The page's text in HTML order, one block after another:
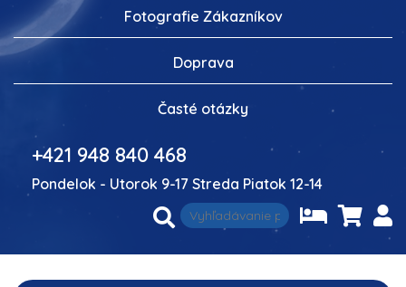
Fotografie Zákazníkov
Doprava
Časté otázky
+421 948 840 468
Pondelok - Utorok 9-17 Streda Piatok 12-14